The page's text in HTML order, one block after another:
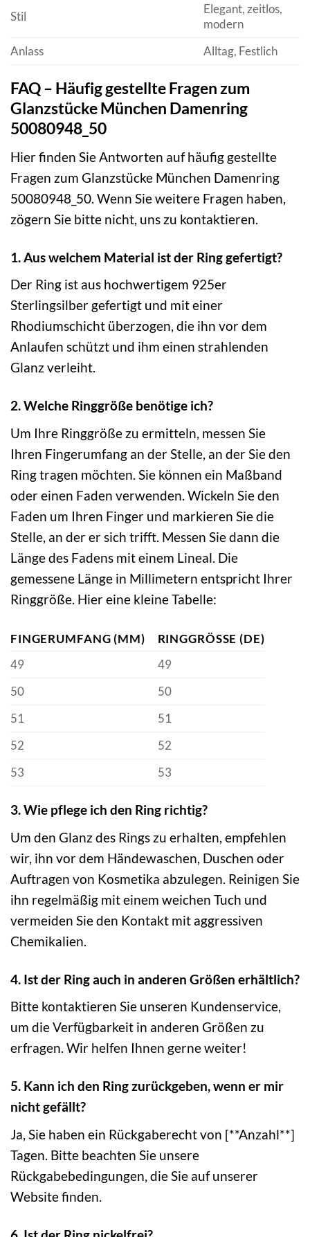
Stil
Elegant, zeitlos,
modern
Anlass
Alltag, Festlich
FAQ – Häufig gestellte Fragen zum
Glanzstücke München Damenring
50080948_50
Hier finden Sie Antworten auf häufig gestellte
Fragen zum Glanzstücke München Damenring
50080948_50. Wenn Sie weitere Fragen haben,
zögern Sie bitte nicht, uns zu kontaktieren.
1. Aus welchem Material ist der Ring gefertigt?
Der Ring ist aus hochwertigem 925er
Sterlingsilber gefertigt und mit einer
Rhodiumschicht überzogen, die ihn vor dem
Anlaufen schützt und ihm einen strahlenden
Glanz verleiht.
2. Welche Ringgröße benötige ich?
Um Ihre Ringgröße zu ermitteln, messen Sie
Ihren Fingerumfang an der Stelle, an der Sie den
Ring tragen möchten. Sie können ein Maßband
oder einen Faden verwenden. Wickeln Sie den
Faden um Ihren Finger und markieren Sie die
Stelle, an der er sich trifft. Messen Sie dann die
Länge des Fadens mit einem Lineal. Die
gemessene Länge in Millimetern entspricht Ihrer
Ringgröße. Hier eine kleine Tabelle:
FINGERUMFANG (MM)
RINGGRÖSSE (DE)
49
49
50
50
51
51
52
52
53
53
3. Wie pflege ich den Ring richtig?
Um den Glanz des Rings zu erhalten, empfehlen
wir, ihn vor dem Händewaschen, Duschen oder
Auftragen von Kosmetika abzulegen. Reinigen Sie
ihn regelmäßig mit einem weichen Tuch und
vermeiden Sie den Kontakt mit aggressiven
Chemikalien.
4. Ist der Ring auch in anderen Größen erhältlich?
Bitte kontaktieren Sie unseren Kundenservice,
um die Verfügbarkeit in anderen Größen zu
erfragen. Wir helfen Ihnen gerne weiter!
5. Kann ich den Ring zurückgeben, wenn er mir
nicht gefällt?
Ja, Sie haben ein Rückgaberecht von [**Anzahl**]
Tagen. Bitte beachten Sie unsere
Rückgabebedingungen, die Sie auf unserer
Website finden.